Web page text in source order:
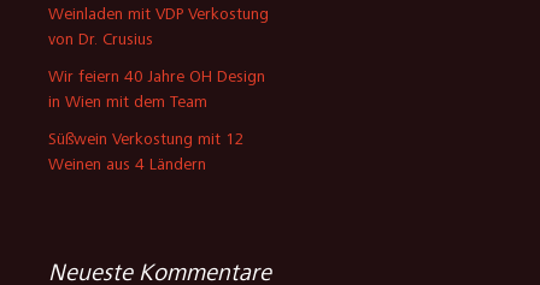
Weinladen mit VDP Verkostung
von Dr. Crusius
Wir feiern 40 Jahre OH Design
in Wien mit dem Team
Süßwein Verkostung mit 12
Weinen aus 4 Ländern
Neueste Kommentare